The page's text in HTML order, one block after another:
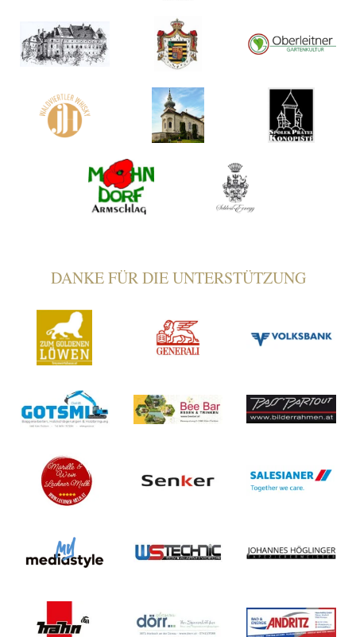
DANKE FÜR DIE UNTERSTÜTZUNG